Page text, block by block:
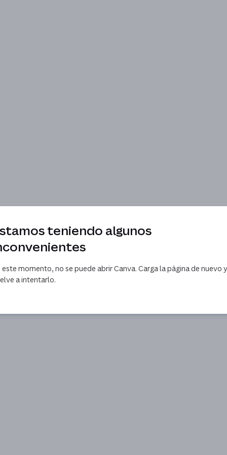
teniendo algunos
este momento, no se puede abrir Canva. Carga la página de nuevo y
a intentarlo.